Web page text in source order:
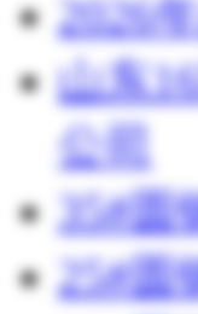
2026
山东
公司
35#圆
25#圆